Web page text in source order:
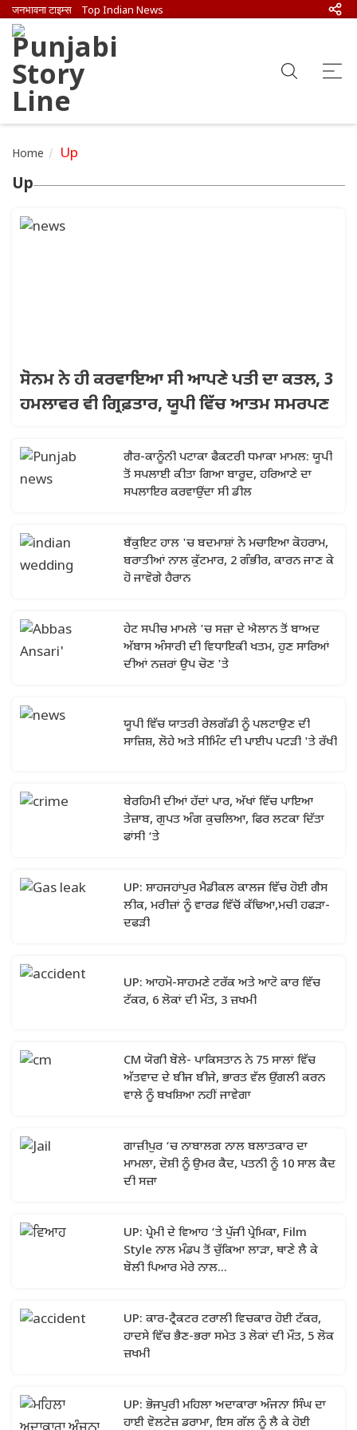
जनभावना टाइम्स Top Indian News
Home Up
Up
ਸੋਨਮ ਨੇ ਹੀ ਕਰਵਾਇਆ ਸੀ ਆਪਣੇ ਪਤੀ ਦਾ ਕਤਲ, 3
ਹਮਲਾਵਰ ਵੀ ਗ੍ਰਿਫ਼ਤਾਰ, ਯੂਪੀ ਵਿੱਚ ਆਤਮ ਸਮਰਪਣ
ਗੈਰ-ਕਾਨੂੰਨੀ ਪਟਾਕਾ ਫੈਕਟਰੀ ਧਮਾਕਾ ਮਾਮਲ: ਯੂਪੀ
ਤੋਂ ਸਪਲਾਈ ਕੀਤਾ ਗਿਆ ਬਾਰੂਦ, ਹਰਿਆਣੇ ਦਾ
ਸਪਲਾਇਰ ਕਰਵਾਉਂਦਾ ਸੀ ਡੀਲ
ਬੈਂਕੁਇਟ ਹਾਲ 'ਚ ਬਦਮਾਸ਼ਾਂ ਨੇ ਮਚਾਇਆ ਕੋਹਰਾਮ,
ਬਰਾਤੀਆਂ ਨਾਲ ਕੁੱਟਮਾਰ, 2 ਗੰਭੀਰ, ਕਾਰਨ ਜਾਣ ਕੇ
ਹੋ ਜਾਵੋਗੇ ਹੈਰਾਨ
ਹੇਟ ਸਪੀਚ ਮਾਮਲੇ 'ਚ ਸਜ਼ਾ ਦੇ ਐਲਾਨ ਤੋਂ ਬਾਅਦ
ਅੱਬਾਸ ਅੰਸਾਰੀ ਦੀ ਵਿਧਾਇਕੀ ਖਤਮ, ਹੁਣ ਸਾਰਿਆਂ
ਦੀਆਂ ਨਜ਼ਰਾਂ ਉਪ ਚੋਣ 'ਤੇ
ਯੂਪੀ ਵਿੱਚ ਯਾਤਰੀ ਰੇਲਗੱਡੀ ਨੂੰ ਪਲਟਾਉਣ ਦੀ
ਸਾਜ਼ਿਸ਼, ਲੋਹੇ ਅਤੇ ਸੀਮਿੰਟ ਦੀ ਪਾਈਪ ਪਟੜੀ 'ਤੇ ਰੱਖੀ
ਬੇਰਹਿਮੀ ਦੀਆਂ ਹੱਦਾਂ ਪਾਰ, ਅੱਖਾਂ ਵਿੱਚ ਪਾਇਆ
ਤੇਜ਼ਾਬ, ਗੁਪਤ ਅੰਗ ਕੁਚਲਿਆ, ਫਿਰ ਲਟਕਾ ਦਿੱਤਾ
ਫਾਂਸੀ ‘ਤੇ
UP: ਸ਼ਾਹਜਹਾਂਪੁਰ ਮੈਡੀਕਲ ਕਾਲਜ ਵਿੱਚ ਹੋਈ ਗੈਸ
ਲੀਕ, ਮਰੀਜ਼ਾਂ ਨੂੰ ਵਾਰਡ ਵਿੱਚੋਂ ਕੱਢਿਆ,ਮਚੀ ਹਫੜਾ-
ਦਫੜੀ
UP: ਆਹਮੋ-ਸਾਹਮਣੇ ਟਰੱਕ ਅਤੇ ਆਟੋ ਕਾਰ ਵਿੱਚ
ਟੱਕਰ, 6 ਲੋਕਾਂ ਦੀ ਮੌਤ, 3 ਜ਼ਖਮੀ
CM ਯੋਗੀ ਬੋਲੇ- ਪਾਕਿਸਤਾਨ ਨੇ 75 ਸਾਲਾਂ ਵਿੱਚ
ਅੱਤਵਾਦ ਦੇ ਬੀਜ ਬੀਜੇ, ਭਾਰਤ ਵੱਲ ਉਂਗਲੀ ਕਰਨ
ਵਾਲੇ ਨੂੰ ਬਖਸ਼ਿਆ ਨਹੀਂ ਜਾਵੇਗਾ
ਗਾਜ਼ੀਪੁਰ ‘ਚ ਨਾਬਾਲਗ ਨਾਲ ਬਲਾਤਕਾਰ ਦਾ
ਮਾਮਲਾ, ਦੋਸ਼ੀ ਨੂੰ ਉਮਰ ਕੈਦ, ਪਤਨੀ ਨੂੰ 10 ਸਾਲ ਕੈਦ
ਦੀ ਸਜ਼ਾ
UP: ਪ੍ਰੇਮੀ ਦੇ ਵਿਆਹ ‘ਤੇ ਪੁੱਜੀ ਪ੍ਰੇਮਿਕਾ, Film
Style ਨਾਲ ਮੰਡਪ ਤੋਂ ਚੁੱਕਿਆ ਲਾੜਾ, ਥਾਣੇ ਲੈ ਕੇ
ਬੋਲੀ ਪਿਆਰ ਮੇਰੇ ਨਾਲ...
UP: ਕਾਰ-ਟ੍ਰੈਕਟਰ ਟਰਾਲੀ ਵਿਚਕਾਰ ਹੋਈ ਟੱਕਰ,
ਹਾਦਸੇ ਵਿੱਚ ਭੈਣ-ਭਰਾ ਸਮੇਤ 3 ਲੋਕਾਂ ਦੀ ਮੌਤ, 5 ਲੋਕ
ਜ਼ਖਮੀ
UP: ਭੋਜਪੁਰੀ ਮਹਿਲਾ ਅਦਾਕਾਰਾ ਅੰਜਨਾ ਸਿੰਘ ਦਾ
ਹਾਈ ਵੋਲਟੇਜ਼ ਡਰਾਮਾ, ਇਸ ਗੱਲ ਨੂੰ ਲੈ ਕੇ ਹੋਈ